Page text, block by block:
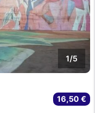
1/5
16,50 €